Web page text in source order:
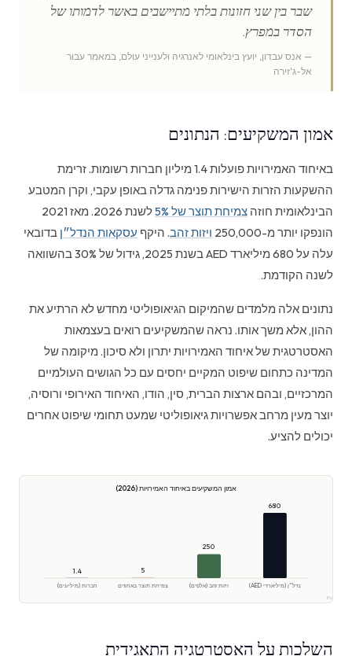
שבר בין שני חזונות בלתי מתיישבים באשר לדמותו של
הסדר במפרץ.
— אנס עבדון, יועץ בינלאומי לאנרגיה ולענייני עולם, במאמר עבור
אל-ג'זירה
אמון המשקיעים: הנתונים
באיחוד האמירויות פועלות 1.4 מיליון חברות רשומות. זרימת
ההשקעות הזרות הישירות פנימה גדלה באופן עקבי, וקרן המטבע
הבינלאומית חוזה צמיחת תוצר של 5%
לשנת 2026. מאז 2021
הונפקו יותר מ-250,000
ויזות זהב. היקף עסקאות הנדל״ן בדובאי
עלה על 680 מיליארד AED בשנת 2025, גידול של 30% בהשוואה
לשנה הקודמת.
נתונים אלה מלמדים שהמיקום הגיאופוליטי מחדש לא הרתיע את
ההון, אלא משך אותו. נראה שהמשקיעים רואים בעצמאות
האסטרטגית של איחוד האמירויות יתרון ולא סיכון. מיקומה של
המדינה כתחום שיפוט המקיים יחסים עם כל הגושים העולמיים
המרכזיים, ובהם ארצות הברית, סין, הודו, האיחוד האירופי ורוסיה,
יוצר מעין מרחב אפשרויות גיאופוליטי שמעט תחומי שיפוט אחרים
יכולים להציע.
אמון המשקיעים באיחוד האמירויות (2026)
1.4
חברות (מיליונים)
5
צמיחת תוצר באחוזים
250
ויזות זהב (אלפים)
680
נדל״ן (מיליארדי AED)
השלכות על האסטרטגיה התאגידית